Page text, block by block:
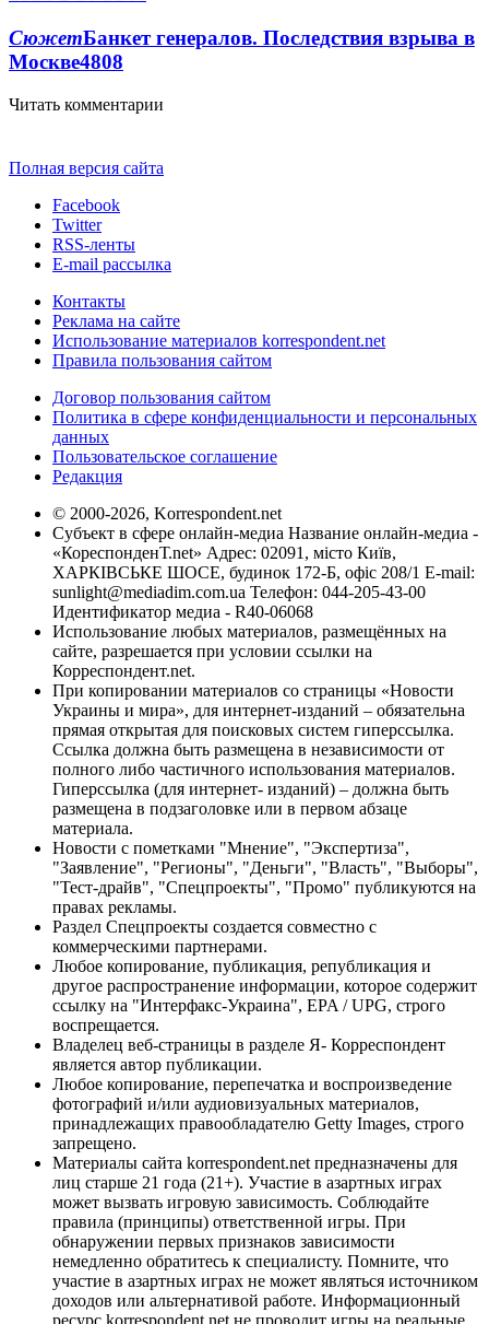
СюжетБанкет генералов. Последствия взрыва в
Москве4808
Читать комментарии
Полная версия сайта
Facebook
Twitter
RSS-ленты
E-mail рассылка
Контакты
Реклама на сайте
Использование материалов korrespondent.net
Правила пользования сайтом
Договор пользования сайтом
Политика в сфере конфиденциальности и персональных
данных
Пользовательское соглашение
Редакция
© 2000-2026, Korrespondent.net
Субъект в сфере онлайн-медиа Название онлайн-медиа -
«КореспонденТ.net» Адрес: 02091, місто Київ,
ХАРКІВСЬКЕ ШОСЕ, будинок 172-Б, офіс 208/1 E-mail:
sunlight@mediadim.com.ua Телефон: 044-205-43-00
Идентификатор медиа - R40-06068
Использование любых материалов, размещённых на
сайте, разрешается при условии ссылки на
Корреспондент.net.
При копировании материалов со страницы «Новости
Украины и мира», для интернет-изданий – обязательна
прямая открытая для поисковых систем гиперссылка.
Ссылка должна быть размещена в независимости от
полного либо частичного использования материалов.
Гиперссылка (для интернет- изданий) – должна быть
размещена в подзаголовке или в первом абзаце
материала.
Новости с пометками "Мнение", "Экспертиза",
"Заявление", "Регионы", "Деньги", "Власть", "Выборы",
"Тест-драйв", "Спецпроекты", "Промо" публикуются на
правах рекламы.
Раздел Спецпроекты создается совместно с
коммерческими партнерами.
Любое копирование, публикация, републикация и
другое распространение информации, которое содержит
ссылку на "Интерфакс-Украина", EPA / UPG, строго
воспрещается.
Владелец веб-страницы в разделе Я- Корреспондент
является автор публикации.
Любое копирование, перепечатка и воспроизведение
фотографий и/или аудиовизуальных материалов,
принадлежащих правообладателю Getty Images, строго
запрещено.
Материалы сайта korrespondent.net предназначены для
лиц старше 21 года (21+). Участие в азартных играх
может вызвать игровую зависимость. Соблюдайте
правила (принципы) ответственной игры. При
обнаружении первых признаков зависимости
немедленно обратитесь к специалисту. Помните, что
участие в азартных играх не может являться источником
доходов или альтернативой работе. Информационный
ресурс korrespondent.net не проводит игры на реальные